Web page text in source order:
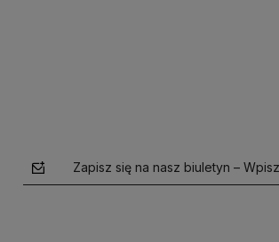
Zapisz się na nasz biuletyn –